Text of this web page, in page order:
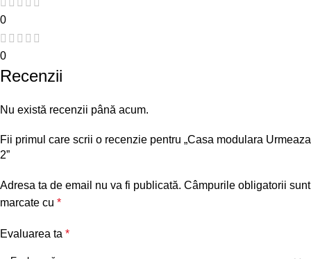
0
0
Recenzii
Nu există recenzii până acum.
Fii primul care scrii o recenzie pentru „Casa modulara Urmeaza
2”
Adresa ta de email nu va fi publicată. Câmpurile obligatorii sunt
marcate cu *
Evaluarea ta *